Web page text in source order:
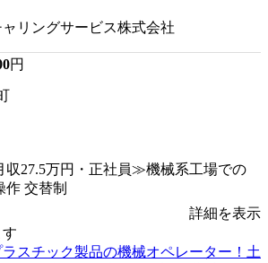
リングサービス株式会社
円
27.5万円・正社員≫機械系工場での
作 交替制
詳細を表示